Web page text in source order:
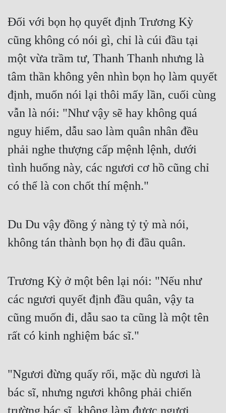
Đối với bọn họ quyết định Trương Kỳ
cũng không có nói gì, chỉ là cúi đầu tại
một vừa trầm tư, Thanh Thanh nhưng là
tâm thần không yên nhìn bọn họ làm quyết
định, muốn nói lại thôi mấy lần, cuối cùng
vẫn là nói: "Như vậy sẽ hay không quá
nguy hiểm, dẫu sao làm quân nhân đều
phải nghe thượng cấp mệnh lệnh, dưới
tình huống này, các ngươi cơ hồ cũng chỉ
có thể là con chốt thí mệnh."
Du Du vậy đồng ý nàng tỷ tỷ mà nói,
không tán thành bọn họ đi đầu quân.
Trương Kỳ ở một bên lại nói: "Nếu như
các ngươi quyết định đầu quân, vậy ta
cũng muốn đi, dẫu sao ta cũng là một tên
rất có kinh nghiệm bác sĩ."
"Ngươi đừng quấy rối, mặc dù ngươi là
bác sĩ, nhưng ngươi không phải chiến